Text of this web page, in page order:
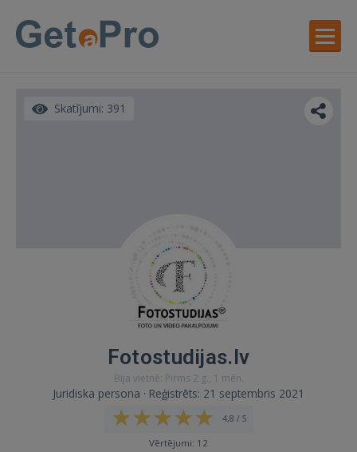
Skatījumi: 391
Fotostudijas.lv
Bija vietnē: Pirms 2 g., 1 mēn.
Juridiska persona · Reģistrēts: 21 septembris 2021
4,8 / 5
Vērtējumi: 12